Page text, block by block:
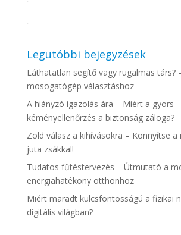
Legutóbbi bejegyzések
Láthatatlan segítő vagy rugalmas társ?
mosogatógép választáshoz
A hiányzó igazolás ára – Miért a gyors
kéményellenőrzés a biztonság záloga?
Zöld válasz a kihívásokra – Könnyítse
juta zsákkal!
Tudatos fűtéstervezés – Útmutató a
energiahatékony otthonhoz
Miért maradt kulcsfontosságú a fizikai
digitális világban?